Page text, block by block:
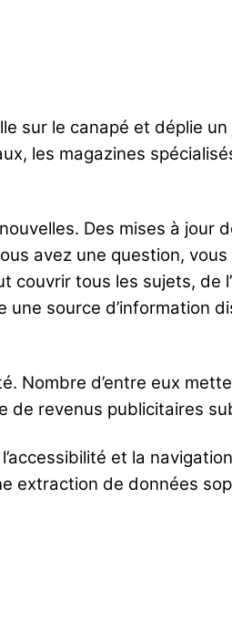
sur le canapé et déplie un
les magazines
Des mises à jour
avez une question,
couvrir tous les sujets, de
source d’information
Nombre d’entre eux
de revenus publicitaires
et la
extraction de données